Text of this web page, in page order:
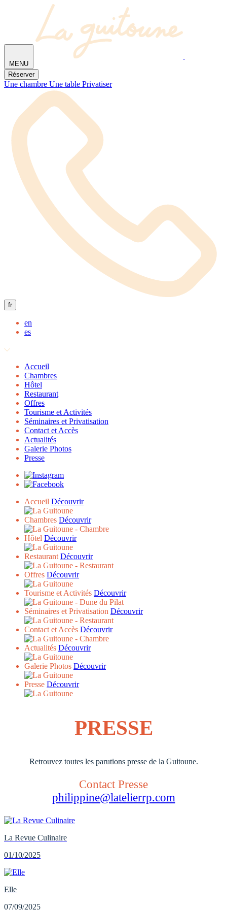
MENU
Réserver
Une chambre Une table Privatiser
fr
en
es
Accueil
Chambres
Hôtel
Restaurant
Offres
Tourisme et Activités
Séminaires et Privatisation
Contact et Accès
Actualités
Galerie Photos
Presse
Accueil Découvrir
Chambres Découvrir
Hôtel Découvrir
Restaurant Découvrir
Offres Découvrir
Tourisme et Activités Découvrir
Séminaires et Privatisation Découvrir
Contact et Accès Découvrir
Actualités Découvrir
Galerie Photos Découvrir
Presse Découvrir
PRESSE
Retrouvez toutes les parutions presse de la Guitoune.
Contact Presse
philippine@latelierrp.com
La Revue Culinaire
01/10/2025
Elle
07/09/2025